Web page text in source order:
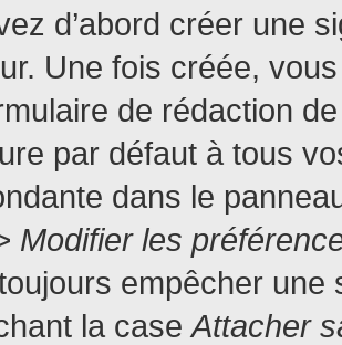
d’abord créer une
Une fois créée,
de rédaction
par défaut à tous
dans le
Modifier les
empêcher une
la caseAttacher